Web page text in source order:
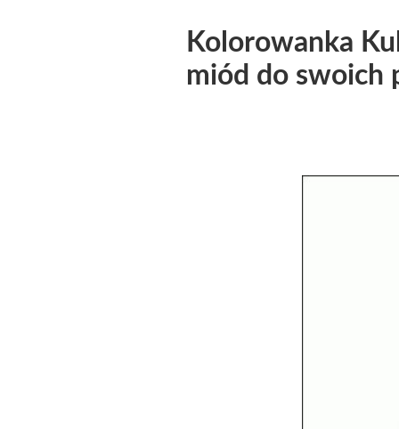
Kolorowanka
miód do swoich